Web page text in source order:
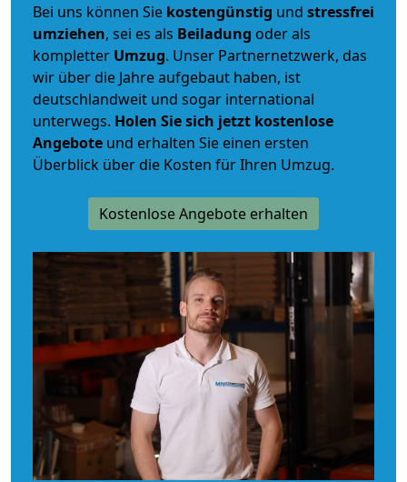
Bei uns können Sie kostengünstig und stressfrei
umziehen, sei es als Beiladung oder als
kompletter Umzug. Unser Partnernetzwerk, das
wir über die Jahre aufgebaut haben, ist
deutschlandweit und sogar international
unterwegs. Holen Sie sich jetzt kostenlose
Angebote und erhalten Sie einen ersten
Überblick über die Kosten für Ihren Umzug.
Kostenlose Angebote erhalten